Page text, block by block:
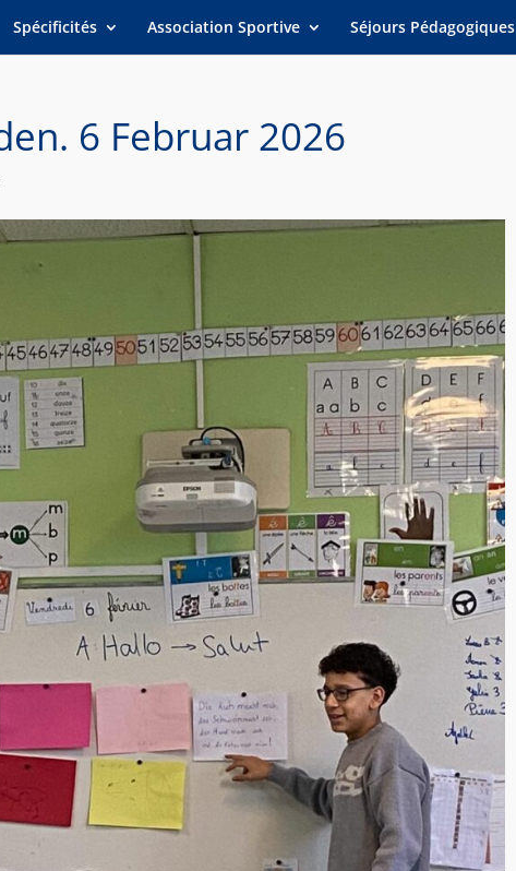
Spécificités Association Sportive Séjours Pédagogiques
6 Februar 2026